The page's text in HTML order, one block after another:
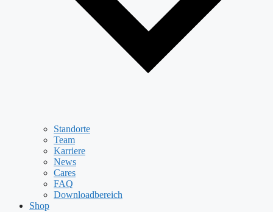
Standorte
Team
Karriere
News
Cares
FAQ
Downloadbereich
Shop